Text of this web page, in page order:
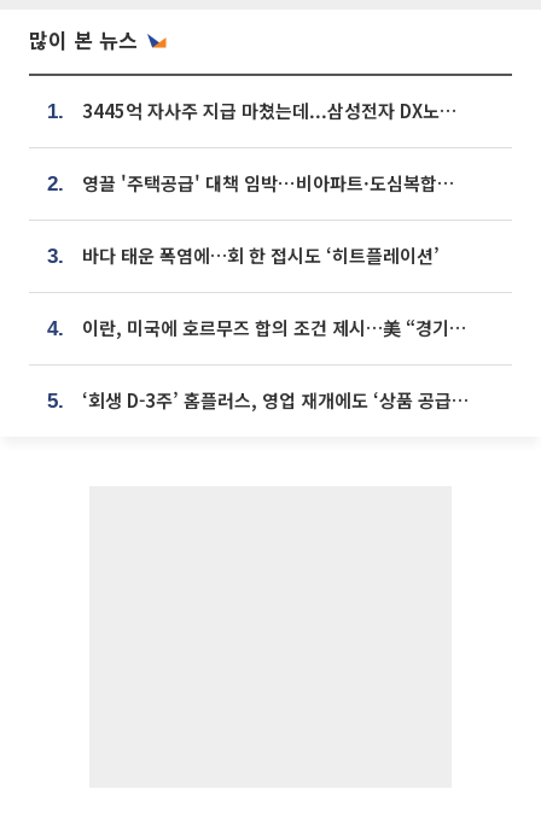
많이 본 뉴스
1. 3445억 자사주 지급 마쳤는데...삼성전자 DX노조, 뒤늦은 '떼쓰기 집회'
2. 영끌 '주택공급' 대책 임박⋯비아파트·도심복합까지 총동원
3. 바다 태운 폭염에…회 한 접시도 ‘히트플레이션’
4. 이란, 미국에 호르무즈 합의 조건 제시…美 “경기 아직 안 끝나” [종합]
5. ‘회생 D-3주’ 홈플러스, 영업 재개에도 ‘상품 공급망’ 복구가 생존 관건